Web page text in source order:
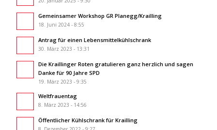
Gemeinsamer Workshop GR Planegg/Krailling
18. Juni 2024 - 8:55
Antrag für einen Lebensmittelkühlschrank
30. März 2023 - 13:31
Die Kraillinger Roten gratulieren ganz herzlich und sagen
Danke für 90 Jahre SPD
19. März 2023 - 9:35
Weltfrauentag
8. März 2023 - 14:56
Öffentlicher Kühlschrank für Krailling